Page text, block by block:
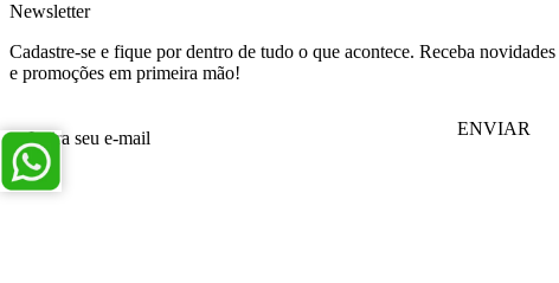
Newsletter
Cadastre-se e fique por dentro de tudo o que acontece. Receba novidades
e promoções em primeira mão!
ENVIAR